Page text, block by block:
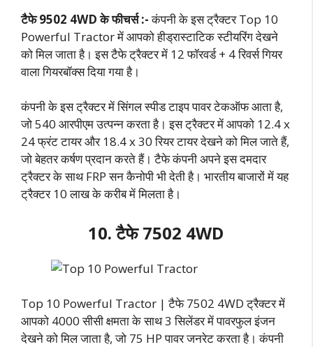
टैफे 9502 4WD के फीचर्स :-कंपनी के इस ट्रैक्टर Top 10
Powerful Tractor में आपको हीड्रास्टाटिक स्टीयरिंग देखने
को मिल जाता है। इस टैफे ट्रैक्टर में 12 फॉरवर्ड + 4 रिवर्स गियर
वाला गियरबॉक्स दिया गया है।
कंपनी के इस ट्रैक्टर में सिंगल स्पीड टाइप पावर टेकऑफ आता है,
जो 540 आरपीएम उत्पन्न करता है। इस ट्रैक्टर में आपको 12.4 x
24 फ्रंट टायर और 18.4 x 30 रियर टायर देखने को मिल जाते हैं,
जो बेहतर कर्षण प्रदान करते हैं। टैफे कंपनी अपने इस दमदार
ट्रैक्टर के साथ FRP सन कैनोपी भी देती है। भारतीय बाजारों में यह
ट्रैक्टर 10 लाख के करीब में मिलता है।
10. टैफे 7502 4WD
Top 10 Powerful Tractor | टैफे 7502 4WD ट्रैक्टर में
आपको 4000 सीसी क्षमता के साथ 3 सिलेंडर में पावरफुल इंजन
देखने को मिल जाता है, जो 75 HP पावर जनरेट करता है। कंपनी